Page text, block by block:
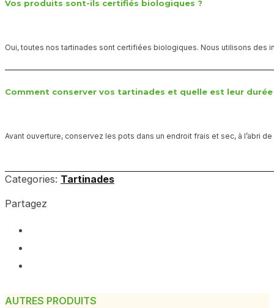
Vos produits sont-ils certifiés biologiques ?
Oui, toutes nos tartinades sont certifiées biologiques. Nous utilisons des
Comment conserver vos tartinades et quelle est leur durée
Avant ouverture, conservez les pots dans un endroit frais et sec, à l’abri
Categories: Tartinades
Partagez
AUTRES PRODUITS